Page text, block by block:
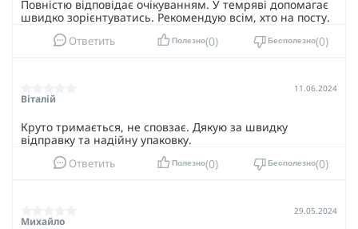
Повністю відповідає очікуванням. У темряві допомагає
швидко зорієнтуватись. Рекомендую всім, хто на посту.
Ответить Полезно 0 Бесполезно 0
Віталій
11.06.2024
Круто тримається, не сповзає. Дякую за швидку
відправку та надійну упаковку.
Ответить Полезно 0 Бесполезно 0
Михайло
29.05.2024